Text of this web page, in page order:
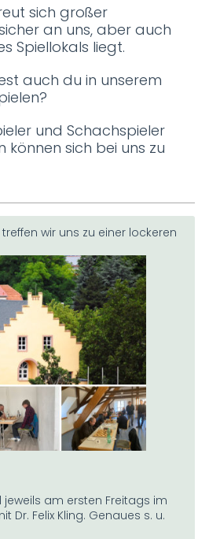
sich großer
an uns, aber auch
Spiellokals liegt.
auch du in unserem
und Schachspieler
können sich bei uns zu
treffen wir uns zu einer lockeren
jeweils am ersten Freitags im
Dr. Felix Kling. Genaues s. u.